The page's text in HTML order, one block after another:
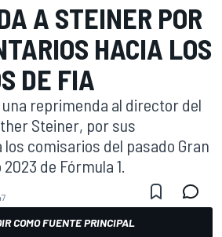
A STEINER POR
HACIA LOS
DE FIA
una reprimenda al director del
Steiner, por sus
comisarios del pasado Gran
de Fórmula 1.
COMO FUENTE PRINCIPAL